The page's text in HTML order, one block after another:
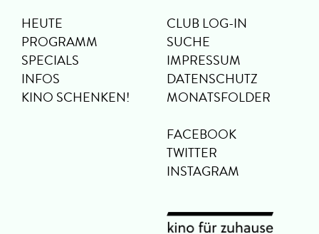
HEUTE
PROGRAMM
SPECIALS
INFOS
KINO SCHENKEN!
CLUB LOG-IN
SUCHE
IMPRESSUM
DATENSCHUTZ
MONATSFOLDER
FACEBOOK
TWITTER
INSTAGRAM